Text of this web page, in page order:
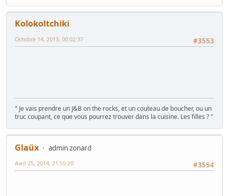
Kolokoltchiki
#3553
Octobre 14, 2013, 00:02:37
" Je vais prendre un J&B on the rocks, et un couteau de boucher, ou un
truc coupant, ce que vous pourrez trouver dans la cuisine. Les filles ? "
Glaüx
admin zonard
#3554
Avril 25, 2014, 21:55:20